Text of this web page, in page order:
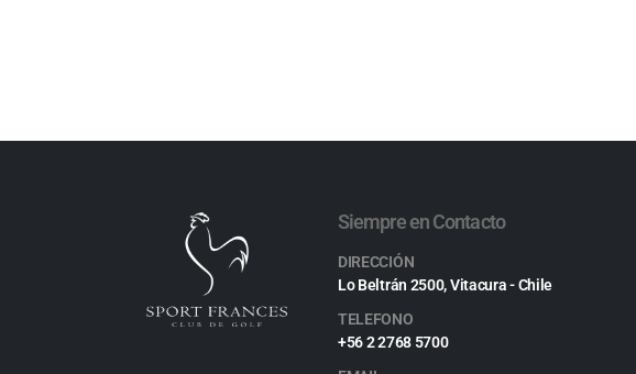
Siempre en Contacto
DIRECCIÓN
Lo Beltrán 2500, Vitacura - Chile
TELEFONO
+56 2 2768 5700